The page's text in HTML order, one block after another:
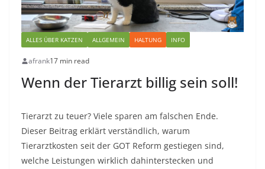
ALLES ÜBER KATZEN ALLGEMEIN HALTUNG INFO
afrank17 min read
Wenn der Tierarzt billig sein soll!
Tierarzt zu teuer? Viele sparen am falschen Ende.
Dieser Beitrag erklärt verständlich, warum
Tierarztkosten seit der GOT Reform gestiegen sind,
welche Leistungen wirklich dahinterstecken und